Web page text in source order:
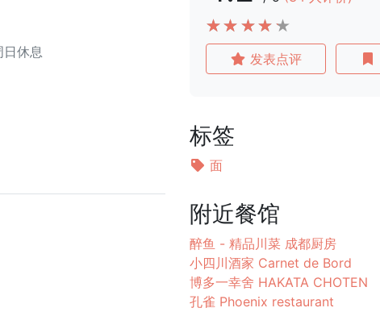
休息
发表点评
标签
面
附近餐馆
醉鱼 - 精品川菜 成都厨房
小四川酒家 Carnet de Bord
博多一幸舍 HAKATA CHOTEN
孔雀 Phoenix restaurant